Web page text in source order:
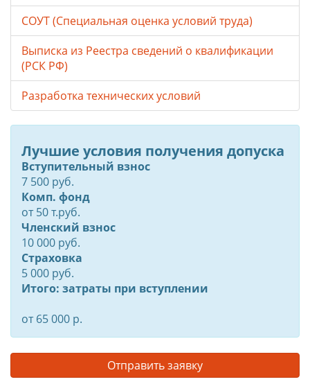
СОУТ (Специальная оценка условий труда)
Выписка из Реестра сведений о квалификации
(РСК РФ)
Разработка технических условий
Лучшие условия получения допуска
Вступительный взнос
7 500 руб.
Комп. фонд
от50т.руб.
Членский взнос
10 000 руб.
Страховка
5 000 руб.
Итого: затраты при вступлении
от 65 000 р.
Отправить заявку